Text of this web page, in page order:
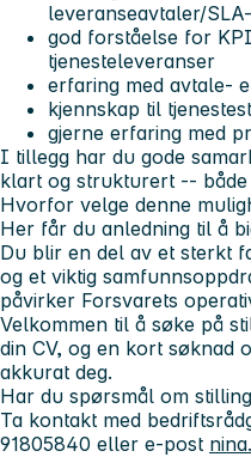
leveranseavtaler/
god forståelse for
tjenesteleveranser
erfaring med avtale-
kjennskap til
gjerne erfaring med
I tillegg har du gode
klart og strukturert --
Hvorfor velge denne
Her får du anledning til å
Du blir en del av et sterkt
og et viktig
påvirker Forsvarets
Velkommen til å søke på
din CV, og en kort søknad
akkurat deg.
Har du spørsmål om
Ta kontakt med
91805840 eller e-post